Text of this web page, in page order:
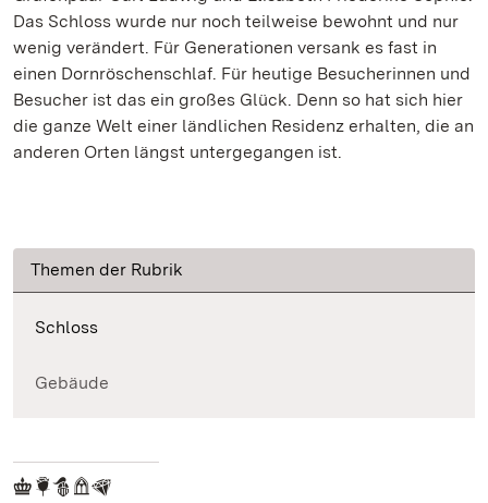
Das Schloss wurde nur noch teilweise bewohnt und nur
wenig verändert. Für Generationen versank es fast in
einen Dornröschenschlaf. Für heutige Besucherinnen und
Besucher ist das ein großes Glück. Denn so hat sich hier
die ganze Welt einer ländlichen Residenz erhalten, die an
anderen Orten längst untergegangen ist.
Themen der Rubrik
Schloss
Gebäude